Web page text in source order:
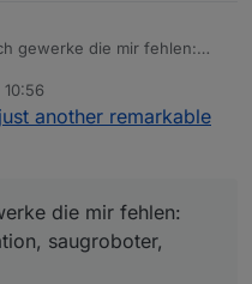
gewerke die mir fehlen:
hiermit beschäftige
was ich alles aufs handy
another remarkable
die mir fehlen:
saugroboter,